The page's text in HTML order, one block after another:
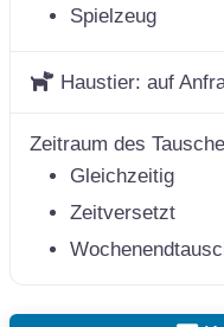
Spielzeug
Haustier:auf
Zeitraum des
Gleichzeitig
Zeitversetzt